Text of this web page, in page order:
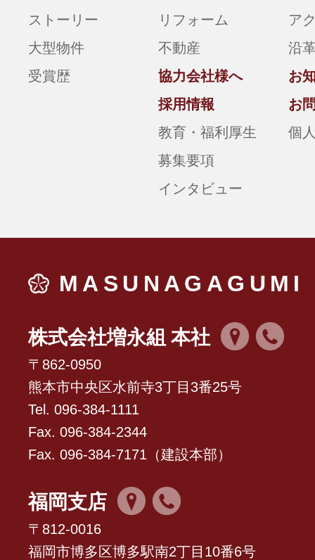
ストーリー
大型物件
受賞歴
リフォーム
不動産
ア
沿
協力会社様へ
採用情報
教育・福利厚生
募集要項
インタビュー
お
お
個
MASUNAGAGUMI
株式会社増永組 本社
〒862-0950
熊本市中央区水前寺3丁目3番25号
Tel. 096-384-1111
Fax. 096-384-2344
Fax. 096-384-7171（建設本部）
福岡支店
〒812-0016
福岡市博多区博多駅南2丁目10番6号